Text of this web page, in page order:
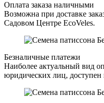
Оплата заказа наличными
Возможна при доставке
Садовом Центре EcoVeles.
Безналичные платежи
Наиболее актуальный вид
юридических лиц,